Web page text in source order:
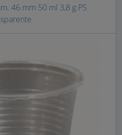
46 mm 50 ml 3,8 g PS